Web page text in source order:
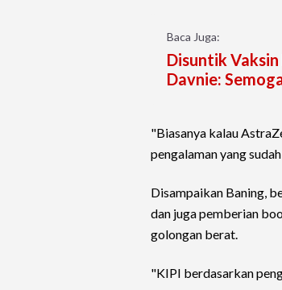
Baca Juga:
Disuntik
Davnie:
"Biasanya kalau
pengalaman yang
Disampaikan Baning,
dan juga pemberian
golongan berat.
"KIPI berdasarkan